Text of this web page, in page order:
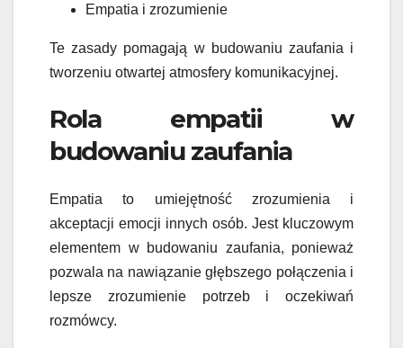
Empatia i zrozumienie
Te zasady pomagają w budowaniu zaufania i
tworzeniu otwartej atmosfery komunikacyjnej.
Rola empatii w
budowaniu zaufania
Empatia to umiejętność zrozumienia i
akceptacji emocji innych osób. Jest kluczowym
elementem w budowaniu zaufania, ponieważ
pozwala na nawiązanie głębszego połączenia i
lepsze zrozumienie potrzeb i oczekiwań
rozmówcy.